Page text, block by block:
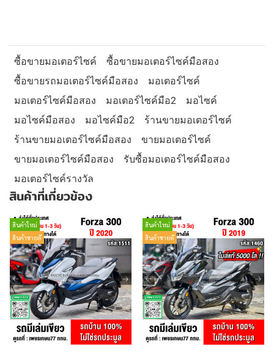
ซื้อขายมอเตอร์ไซค์
ซื้อขายมอเตอร์ไซค์มือสอง
ซื้อขายรถมอเตอร์ไซค์มือสอง
มอเตอร์ไซค์
มอเตอร์ไซค์มือสอง
มอเตอร์ไซค์มือ2
มอไซค์
มอไซค์มือสอง
มอไซค์มือ2
ร้านขายมอเตอร์ไซค์
ร้านขายมอเตอร์ไซค์มือสอง
ขายมอเตอร์ไซค์
ขายมอเตอร์ไซค์มือสอง
รับซื้อมอเตอร์ไซค์มือสอง
มอเตอร์ไซค์รางวัล
สินค้าที่เกี่ยวข้อง
สินค้าใหม่
สินค้าขายดี
สินค้าใหม่
สินค้าขายดี